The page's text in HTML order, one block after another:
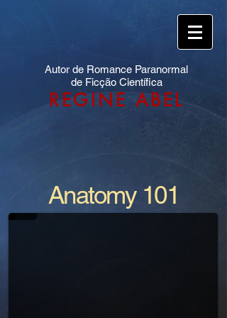
Autor de Romance Paranormal
de Ficção Científica
REGINE ABEL
Anatomy 101